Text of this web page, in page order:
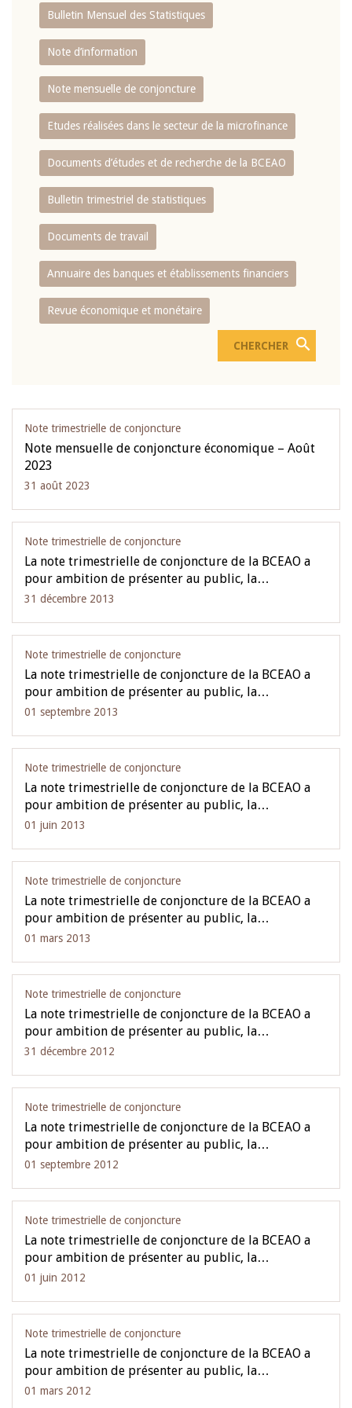
Bulletin Mensuel des Statistiques
Note d’information
Note mensuelle de conjoncture
Etudes réalisées dans le secteur de la microfinance
Documents d’études et de recherche de la BCEAO
Bulletin trimestriel de statistiques
Documents de travail
Annuaire des banques et établissements financiers
Revue économique et monétaire
Note trimestrielle de conjoncture
Note mensuelle de conjoncture économique – Août
2023
31 août 2023
Note trimestrielle de conjoncture
La note trimestrielle de conjoncture de la BCEAO a
pour ambition de présenter au public, la…
31 décembre 2013
Note trimestrielle de conjoncture
La note trimestrielle de conjoncture de la BCEAO a
pour ambition de présenter au public, la…
01 septembre 2013
Note trimestrielle de conjoncture
La note trimestrielle de conjoncture de la BCEAO a
pour ambition de présenter au public, la…
01 juin 2013
Note trimestrielle de conjoncture
La note trimestrielle de conjoncture de la BCEAO a
pour ambition de présenter au public, la…
01 mars 2013
Note trimestrielle de conjoncture
La note trimestrielle de conjoncture de la BCEAO a
pour ambition de présenter au public, la…
31 décembre 2012
Note trimestrielle de conjoncture
La note trimestrielle de conjoncture de la BCEAO a
pour ambition de présenter au public, la…
01 septembre 2012
Note trimestrielle de conjoncture
La note trimestrielle de conjoncture de la BCEAO a
pour ambition de présenter au public, la…
01 juin 2012
Note trimestrielle de conjoncture
La note trimestrielle de conjoncture de la BCEAO a
pour ambition de présenter au public, la…
01 mars 2012